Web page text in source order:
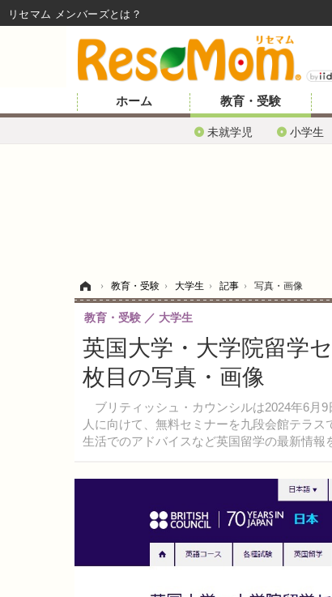
ホーム 教育・受験
未就学児 小学生
› 教育・受験 › 大学生 › 記事 › 写真・画像
英国大学・大学院留学
枚目の写真・画像
ブリティッシュ・カウンシルは2024年6月
人に向けて、無料セミナーを九段会館テラ
生活でのアドバイスなど英国留学の最新情
教育・受験 大学生
リセマム メンバーズ